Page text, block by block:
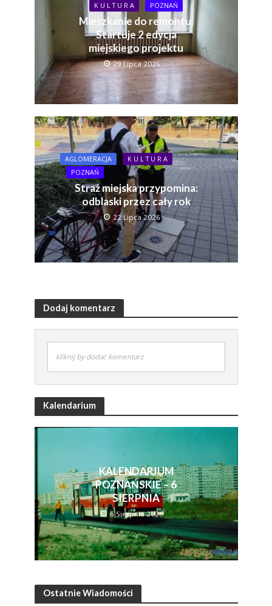
K U L T U R A POZNAŃ
Mieszkanie do remontu.
Startuje 2 edycja
miejskiego projektu
29 Lipca 2026
AGLOMERACJA
K U L T U R A
POZNAŃ
Straż miejska przypomina:
odblaski przez cały rok
22 Lipca 2026
Dodaj komentarz
kliknij by dodać komentarz
Kalendarium
KALENDARIUM
POZNAŃSKIE – 6
SIERPNIA
6 Sierpnia 2026
Ostatnie Wiadomości